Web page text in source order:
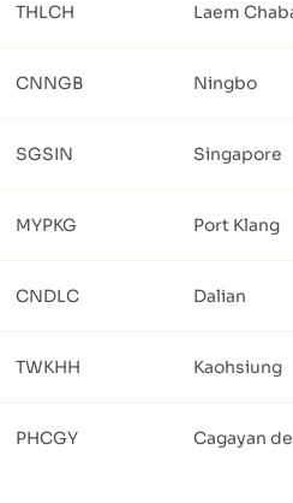
THLCH Laem
CNNGB Ningbo
SGSIN Singapore
MYPKG Port Klang
CNDLC Dalian
TWKHH Kaohsiung
PHCGY Cagayan